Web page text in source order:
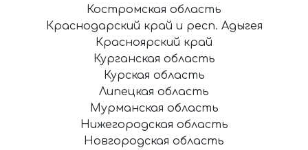
Костромская область
Краснодарский край и респ. Адыгея
Красноярский край
Курганская область
Курская область
Липецкая область
Мурманская область
Нижегородская область
Новгородская область